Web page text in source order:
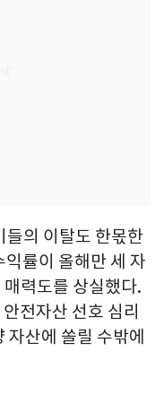
의 이탈도 한몫한
률이 올해만 세 자
력도를 상실했다.
전자산 선호 심리
산에 쏠릴 수밖에